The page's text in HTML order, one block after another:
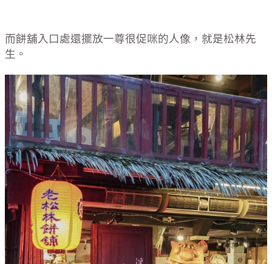
而餅舖入口處還擺放一尊很促咪的人像，就是松林先
生。